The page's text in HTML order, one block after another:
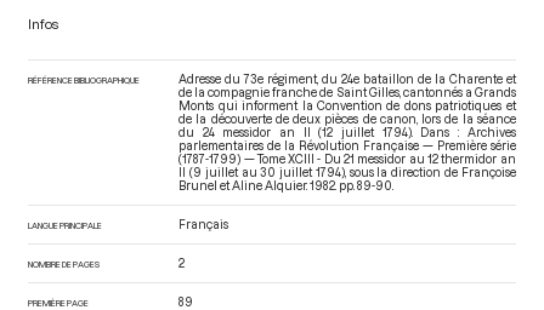
Infos
RÉFÉRENCE BIBLIOGRAPHIQUE
Adresse du 73e régiment, du 24e bataillon de la Charente et
de la compagnie franche de Saint Gilles, cantonnés a Grands
Monts qui informent la Convention de dons patriotiques et
de la découverte de deux pièces de canon, lors de la séance
du 24 messidor an II (12 juillet 1794). Dans : Archives
parlementaires de la Révolution Française — Première série
(1787-1799) — Tome XCIII - Du 21 messidor au 12 thermidor an
II (9 juillet au 30 juillet 1794), sous la direction de Françoise
Brunel et Aline Alquier. 1982. pp. 89-90.
LANGUE PRINCIPALE Français
NOMBRE DE PAGES 2
PREMIÈRE PAGE 89